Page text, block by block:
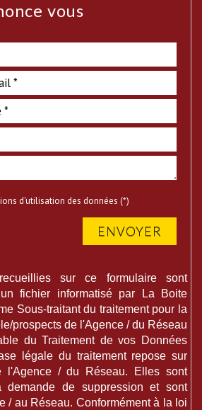
vous
d'utilisation des données (*)
ENVOYER
sur ce formulaire sont
fichier informatisé par La Boite
Sous-traitant du traitement pour la
prospects de l'Agence / du Réseau
du Traitement de vos Données
légale du traitement repose sur
l'Agence / du Réseau. Elles sont
demande de suppression et sont
/ au Réseau. Conformément à la loi